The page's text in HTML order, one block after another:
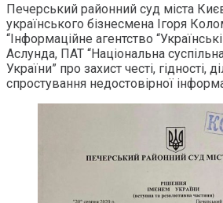
Печерський районний суд міста
українського бізнесмена Ігоря
“Інформаційне агентство
Аслунда, ПАТ “Національна
України” про захист честі, гідності,
спростування недостовірної